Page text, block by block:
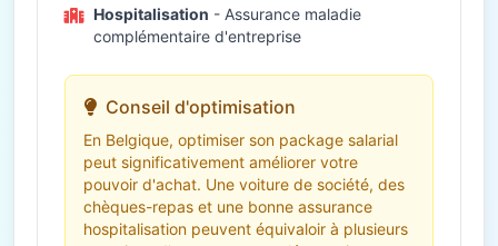
Hospitalisation - Assurance maladie
complémentaire d'entreprise
Conseil d'optimisation
En Belgique, optimiser son package salarial
peut significativement améliorer votre
pouvoir d'achat. Une voiture de société, des
chèques-repas et une bonne assurance
hospitalisation peuvent équivaloir à plusieurs